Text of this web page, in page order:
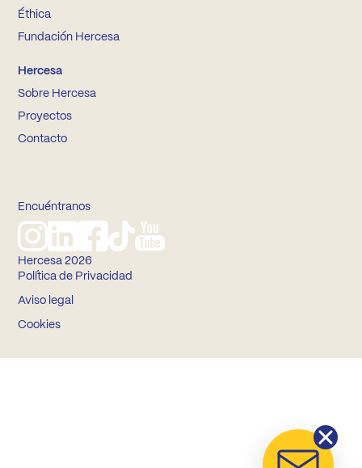
Éthica
Fundación Hercesa
Hercesa
Sobre Hercesa
Proyectos
Contacto
Encuéntranos
Hercesa 2026
Política de Privacidad
Aviso legal
Cookies